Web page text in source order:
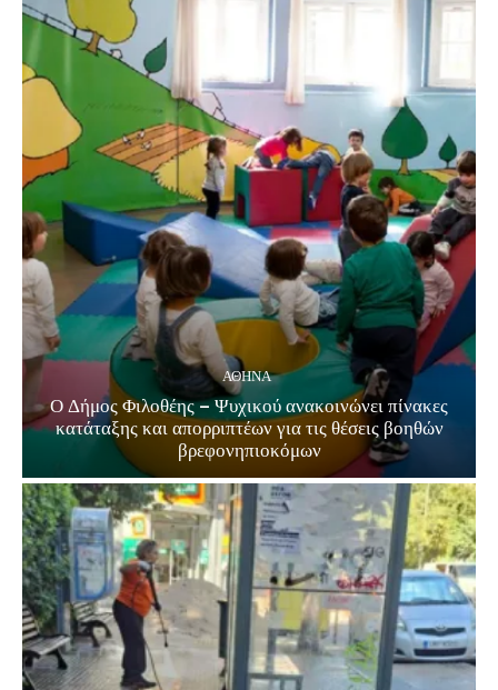
ΑΘΗΝΑ
Ο Δήμος Φιλοθέης – Ψυχικού ανακοινώνει πίνακες
κατάταξης και απορριπτέων για τις θέσεις βοηθών
βρεφονηπιοκόμων